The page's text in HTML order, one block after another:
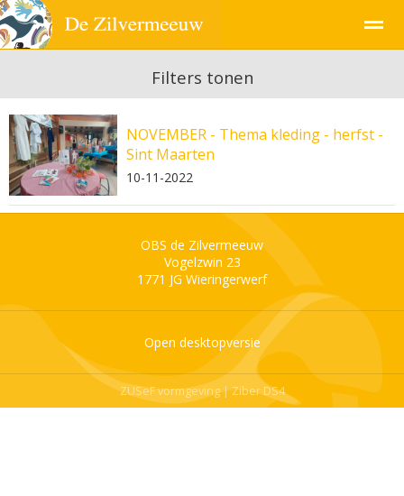
Pagina's
Filters tonen
NOVEMBER - Thema kleding - herfst -
Sint Maarten
10-11-2022
OBS de Zilvermeeuw
Vogelzwin 23
1771 JG Wieringerwerf
Open desktopversie
ZUSeF vormgeving |Ziber DS4